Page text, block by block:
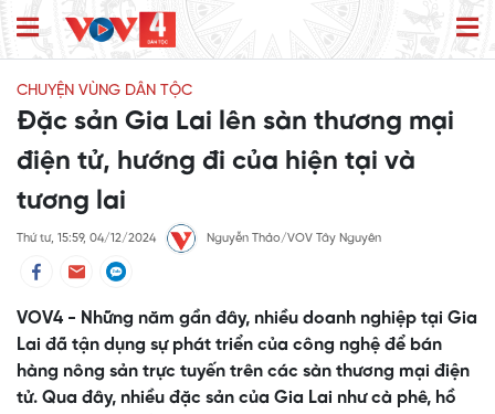
CHUYỆN VÙNG DÂN TỘC
Đặc sản Gia Lai lên sàn thương mại
điện tử, hướng đi của hiện tại và
tương lai
Thứ tư, 15:59, 04/12/2024 Nguyễn Thảo/VOV Tây Nguyên
VOV4 - Những năm gần đây, nhiều doanh nghiệp tại Gia
Lai đã tận dụng sự phát triển của công nghệ để bán
hàng nông sản trực tuyến trên các sàn thương mại điện
tử. Qua đây, nhiều đặc sản của Gia Lai như cà phê, hồ